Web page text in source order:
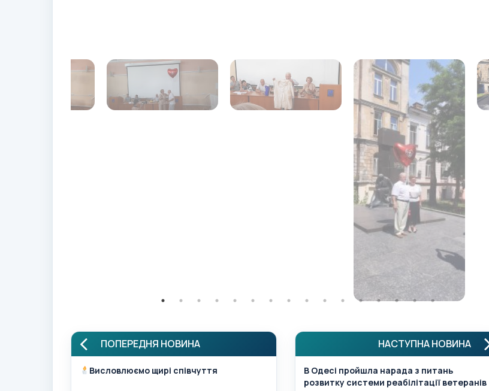
ПОПЕРЕДНЯ НОВИНА
Висловлюємо щирі співчуття
НАСТУПНА НОВИНА
В Одесі пройшла нарада з питань
розвитку системи реабілітації ветеранів